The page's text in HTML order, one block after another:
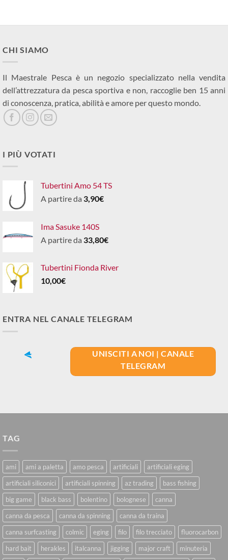
CHI SIAMO
Il Maestrale Pesca è un negozio specializzato nella vendita
dell’attrezzatura da pesca sportiva e non, raccoglie ben 15 anni
di conoscenza, pratica, abilità e amore per questo mondo.
I PIÙ VOTATI
Tubertini Amo 54 TS
A partire da 3,90€
Ima Sasuke 140S
A partire da 33,80€
Tubertini Fionda River
10,00€
ENTRA NEL CANALE TELEGRAM
UNISCITI A NOI | CANALE
TELEGRAM
TAG
ami ami a paletta amo pesca artificiali
artificiali eging
artificiali siliconici
artificiali spinning az trading
bass fishing
big game
black bass bolentino bolognese
canna
canna da pesca
canna da spinning
canna da traina
canna surfcasting
colmic eging filo filo trecciato
fluorocarbon
hard bait
herakles italcanna jigging major craft minuteria